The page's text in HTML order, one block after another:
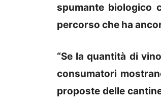
spumante biologico
percorso che ha
“Se la quantità di
consumatori
proposte delle